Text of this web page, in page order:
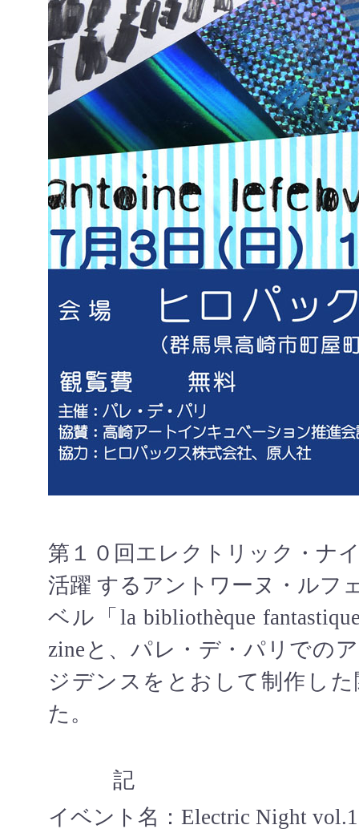
第１０回エレクトリック・ナ
活躍 するアントワーヌ・ルフ
ベル「la bibliothèque
zineと、パレ・デ・パリでの
ジデンスをとおして制作し
た。
記
イベント名：Electric Night